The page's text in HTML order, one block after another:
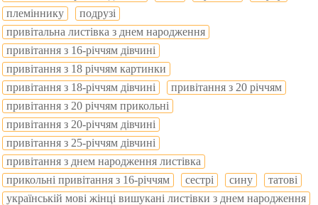
племіннику
подрузі
привітальна листівка з днем народження
привітання з 16-річчям дівчині
привітання з 18 річчям картинки
привітання з 18-річчям дівчині
привітання з 20 річчям
привітання з 20 річчям прикольні
привітання з 20-річчям дівчині
привітання з 25-річчям дівчині
привітання з днем народження листівка
прикольні привітання з 16-річчям
сестрі сину
татові
українській мові жінці вишукані листівки з днем народження